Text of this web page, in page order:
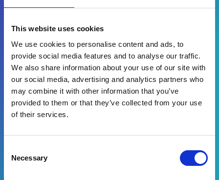
This website uses cookies
We use cookies to personalise content and ads, to
provide social media features and to analyse our traffic.
We also share information about your use of our site with
our social media, advertising and analytics partners who
may combine it with other information that you’ve
provided to them or that they’ve collected from your use
of their services.
Selection
Necessary
?
Gestion des achats
Factures fournisseurs
En remplissant le formulaire, vous acceptez de
recevoir des informations marketing de la part
d'Esker*
Télécharger